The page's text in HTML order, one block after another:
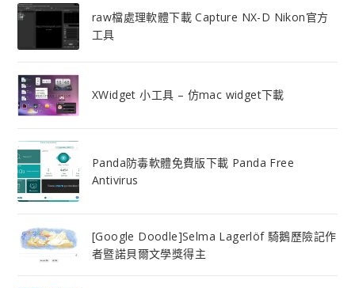
raw檔處理軟體下載 Capture NX-D Nikon官方
工具
XWidget 小工具 – 仿mac widget下載
Panda防毒軟體免費版下載 Panda Free
Antivirus
[Google Doodle]Selma Lagerlöf 騎鵝歷險記作
者暨諾貝爾文學獎得主